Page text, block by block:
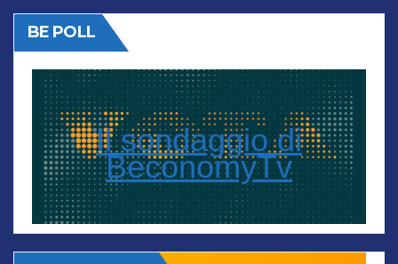
BE POLL
Il sondaggio di
BeconomyTv